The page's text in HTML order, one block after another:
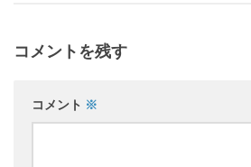
コメントを残す
コメント ※